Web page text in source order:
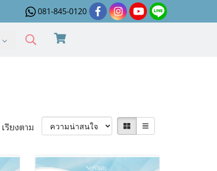
081-845-0120
เรียงตาม